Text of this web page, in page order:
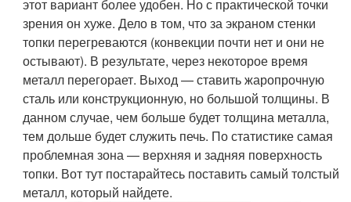
этот вариант более удобен. Но с практической точки
зрения он хуже. Дело в том, что за экраном стенки
топки перегреваются (конвекции почти нет и они не
остывают). В результате, через некоторое время
металл перегорает. Выход — ставить жаропрочную
сталь или конструкционную, но большой толщины. В
данном случае, чем больше будет толщина металла,
тем дольше будет служить печь. По статистике самая
проблемная зона — верхняя и задняя поверхность
топки. Вот тут постарайтесь поставить самый толстый
металл, который найдете.